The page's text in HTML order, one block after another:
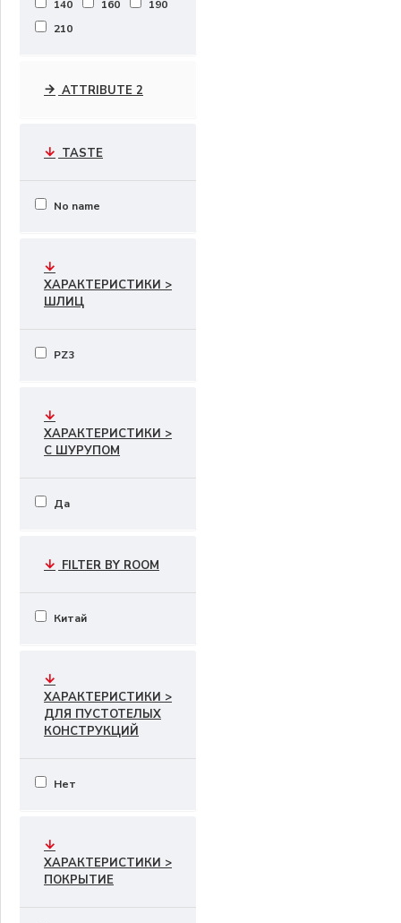
140
160
190
210
ATTRIBUTE 2
TASTE
No name
ХАРАКТЕРИСТИКИ >
ШЛИЦ
PZ3
ХАРАКТЕРИСТИКИ >
С ШУРУПОМ
Да
FILTER BY ROOM
Китай
ХАРАКТЕРИСТИКИ >
ДЛЯ ПУСТОТЕЛЫХ
КОНСТРУКЦИЙ
Нет
ХАРАКТЕРИСТИКИ >
ПОКРЫТИЕ